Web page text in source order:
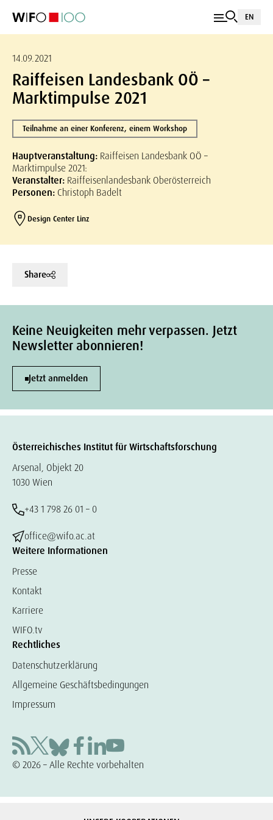
EN
14.09.2021
Raiffeisen Landesbank OÖ –
Marktimpulse 2021
Teilnahme an einer Konferenz, einem Workshop
Hauptveranstaltung: Raiffeisen Landesbank OÖ –
Marktimpulse 2021:
Veranstalter: Raiffeisenlandesbank Oberösterreich
Personen: Christoph Badelt
Design Center Linz
Share
Keine Neuigkeiten mehr verpassen. Jetzt
Newsletter abonnieren!
Jetzt anmelden
Österreichisches Institut für Wirtschaftsforschung
Arsenal, Objekt 20
1030 Wien
+43 1 798 26 01 – 0
office@wifo.ac.at
Weitere Informationen
Presse
Kontakt
Karriere
WIFO.tv
Rechtliches
Datenschutzerklärung
Allgemeine Geschäftsbedingungen
Impressum
© 2026 – Alle Rechte vorbehalten